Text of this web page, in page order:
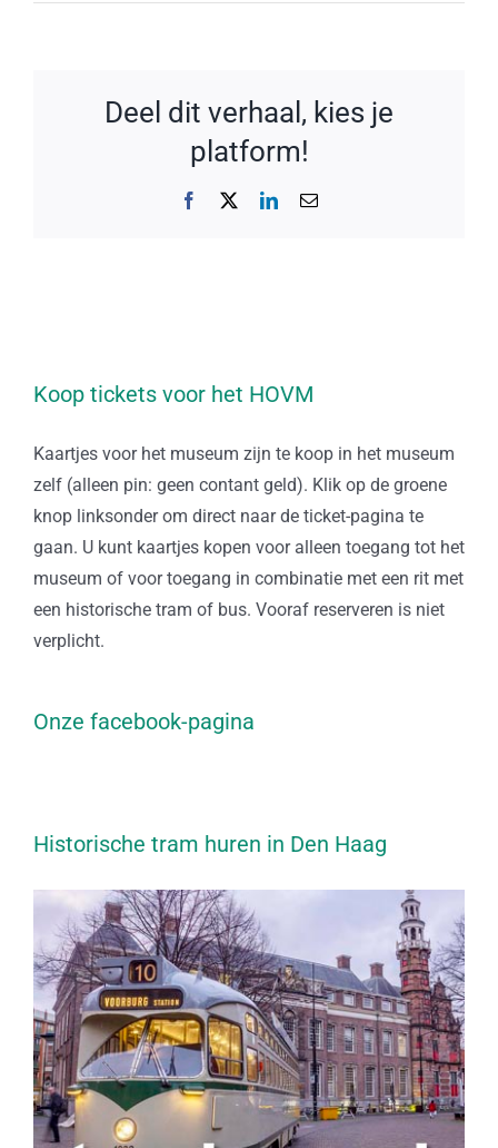
Deel dit verhaal, kies je
platform!
Facebook LinkedIn
E-
Koop tickets voor het HOVM
Kaartjes voor het museum zijn te koop in het museum
zelf (alleen pin: geen contant geld). Klik op de groene
knop linksonder om direct naar de ticket-pagina te
gaan. U kunt kaartjes kopen voor alleen toegang tot het
museum of voor toegang in combinatie met een rit met
een historische tram of bus. Vooraf reserveren is niet
verplicht.
Onze facebook-pagina
Historische tram huren in Den Haag